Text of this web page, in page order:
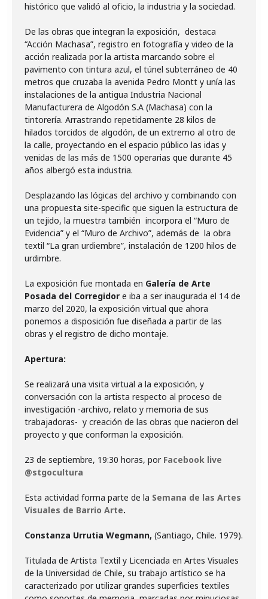
histórico que validó al oficio, la industria y la sociedad.
De las obras que integran la exposición, destaca
“Acción Machasa”, registro en fotografía y video de la
acción realizada por la artista marcando sobre el
pavimento con tintura azul, el túnel subterráneo de 40
metros que cruzaba la avenida Pedro Montt y unía las
instalaciones de la antigua Industria Nacional
Manufacturera de Algodón S.A (Machasa) con la
tintorería. Arrastrando repetidamente 28 kilos de
hilados torcidos de algodón, de un extremo al otro de
la calle, proyectando en el espacio público las idas y
venidas de las más de 1500 operarias que durante 45
años albergó esta industria.
Desplazando las lógicas del archivo y combinando con
una propuesta site-specific que siguen la estructura de
un tejido, la muestra también incorpora el “Muro de
Evidencia” y el “Muro de Archivo”, además de la obra
textil “La gran urdiembre”, instalación de 1200 hilos de
urdimbre.
La exposición fue montada en Galería de Arte
Posada del Corregidor e iba a ser inaugurada el 14 de
marzo del 2020, la exposición virtual que ahora
ponemos a disposición fue diseñada a partir de las
obras y el registro de dicho montaje.
Apertura:
Se realizará una visita virtual a la exposición, y
conversación con la artista respecto al proceso de
investigación -archivo, relato y memoria de sus
trabajadoras- y creación de las obras que nacieron del
proyecto y que conforman la exposición.
23 de septiembre, 19:30 horas, por Facebook live
@stgocultura
Esta actividad forma parte de la Semana de las Artes
Visuales de Barrio Arte.
Constanza Urrutia Wegmann, (Santiago, Chile. 1979).
Titulada de Artista Textil y Licenciada en Artes Visuales
de la Universidad de Chile, su trabajo artístico se ha
caracterizado por utilizar grandes superficies textiles